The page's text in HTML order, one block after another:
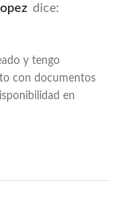
dice:
y tengo
con documentos
en